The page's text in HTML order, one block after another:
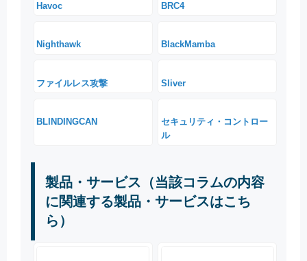
Havoc BRC4
Nighthawk BlackMamba
ファイルレス攻撃 Sliver
BLINDINGCAN
セキュリティ・コントロー
ル
製品・サービス（当該コラムの内容
に関連する製品・サービスはこち
ら）